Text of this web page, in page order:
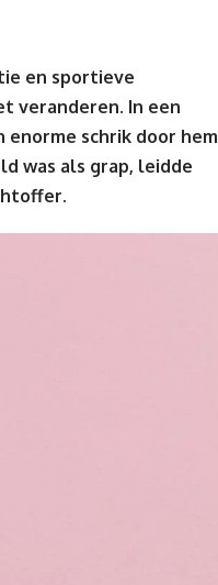
en sportieve
veranderen. In een
schrik door hem
was als grap, leidde